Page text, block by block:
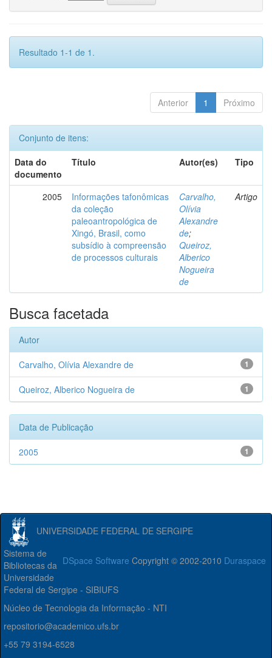
Resultado 1-1 de 1.
Anterior 1 Próximo
Conjunto de itens:
Data do
documento
Título Autor(es) Tipo
2005
Informações tafonômicas
da coleção
paleoantropológica de
Xingó, Brasil, como
subsídio à compreensão
de processos culturais
Carvalho,
Olívia
Alexandre
de;
Queiroz,
Alberico
Nogueira
de
Artigo
Busca facetada
Autor
1
Carvalho, Olívia Alexandre de
1
Queiroz, Alberico Nogueira de
Data de Publicação
1
2005
UNIVERSIDADE FEDERAL DE SERGIPE
DSpace Software Copyright © 2002-2010 Duraspace
Sistema de
Bibliotecas da
Universidade
Federal de Sergipe - SIBIUFS
Núcleo de Tecnologia da Informação - NTI
repositorio@academico.ufs.br
+55 79 3194-6528